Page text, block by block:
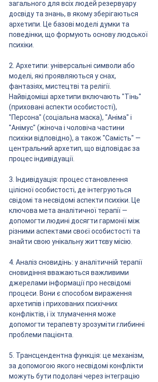
загального для всіх людей резервуару
досвіду та знань, в якому зберігаються
архетипи. Це базові моделі думки та
поведінки, що формують основу людської
психіки.
2. Архетипи: універсальні символи або
моделі, які проявляються у снах,
фантазіях, мистецтві та релігії.
Найвідоміші архетипи включають "Тінь"
(приховані аспекти особистості),
"Персона" (соціальна маска), "Аніма" і
"Анімус" (жіноча і чоловіча частини
психіки відповідно), а також "Самість" —
центральний архетип, що відповідає за
процес індивідуації.
3. Індивідуація: процес становлення
цілісної особистості, де інтегруються
свідомі та несвідомі аспекти психіки. Це
ключова мета аналітичної терапії —
допомогти людині досягти гармонії між
різними аспектами своєї особистості та
знайти свою унікальну життєву місію.
4. Аналіз сновидінь: у аналітичній терапії
сновидіння вважаються важливими
джерелами інформації про несвідомі
процеси. Вони є способом вираження
архетипів і прихованих психічних
конфліктів, і їх тлумачення може
допомогти терапевту зрозуміти глибинні
проблеми пацієнта.
5. Трансцендентна функція: це механізм,
за допомогою якого несвідомі конфлікти
можуть бути подолані через інтеграцію